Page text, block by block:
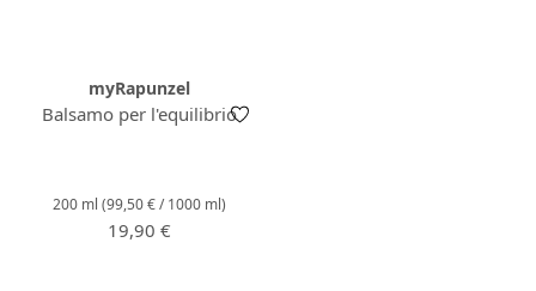
myRapunzel
Balsamo per l'equilibrio
200 ml (99,50 € / 1000 ml)
Prezzo normale:
19,90 €